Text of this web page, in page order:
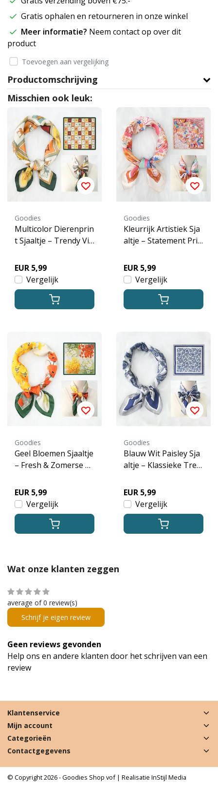
Gratis ophalen en retourneren in onze winkel
Meer informatie? Neem contact op over dit
product
Toevoegen aan vergelijking
Productomschrijving
Misschien ook leuk:
Goodies
Multicolor Dierenprin
t Sjaaltje – Trendy Vie
EUR 5,99
Vergelijk
Goodies
Kleurrijk Artistiek Sja
altje – Statement Prin
EUR 5,99
Vergelijk
Goodies
Geel Bloemen Sjaaltje
– Fresh & Zomerse Pr
EUR 5,99
Vergelijk
Goodies
Blauw Wit Paisley Sja
altje – Klassieke Tren
EUR 5,99
Vergelijk
Wat onze klanten zeggen
average of 0 review(s)
Schrijf je eigen review
Geen reviews gevonden
Help ons en andere klanten door het schrijven van een
review
Klantenservice
Mijn account
Categorieën
Contactgegevens
© Copyright 2026 - Goodies Shop vof | Realisatie InStijl Media